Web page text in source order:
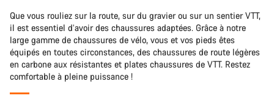
Que vous rouliez sur la route, sur du gravier ou sur un sentier VTT,
il est essentiel d’avoir des chaussures adaptées. Grâce à notre
large gamme de chaussures de vélo, vous et vos pieds êtes
équipés en toutes circonstances, des chaussures de route légères
en carbone aux résistantes et plates chaussures de VTT. Restez
comfortable à pleine puissance !